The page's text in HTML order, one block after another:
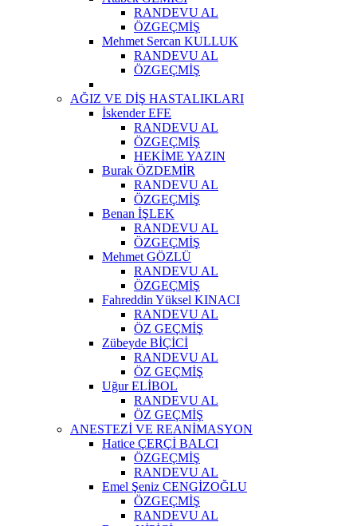
RANDEVU AL
ÖZGEÇMİŞ
Mehmet Sercan KULLUK
RANDEVU AL
ÖZGEÇMİŞ
AĞIZ VE DİŞ HASTALIKLARI
İskender EFE
RANDEVU AL
ÖZGEÇMİŞ
HEKİME YAZIN
Burak ÖZDEMİR
RANDEVU AL
ÖZGEÇMİŞ
Benan İŞLEK
RANDEVU AL
ÖZGEÇMİŞ
Mehmet GÖZLÜ
RANDEVU AL
ÖZGEÇMİŞ
Fahreddin Yüksel KINACI
RANDEVU AL
ÖZ GEÇMİŞ
Zübeyde BİÇİCİ
RANDEVU AL
ÖZ GEÇMİŞ
Uğur ELİBOL
RANDEVU AL
ÖZ GEÇMİŞ
ANESTEZİ VE REANİMASYON
Hatice ÇERÇİ BALCI
ÖZGEÇMİŞ
RANDEVU AL
Emel Şeniz CENGİZOĞLU
ÖZGEÇMİŞ
RANDEVU AL